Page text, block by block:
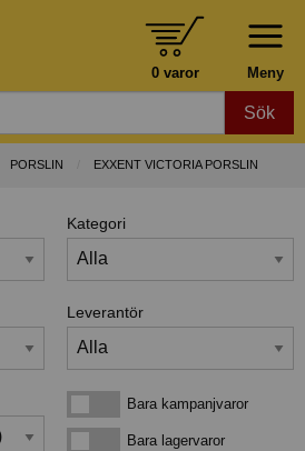
Meny
0 varor
Sök
PORSLIN EXXENT VICTORIA PORSLIN
Kategori
Leverantör
Bara kampanjvarorBara kampanjvaror
Bara lagervarorBara lagervaror